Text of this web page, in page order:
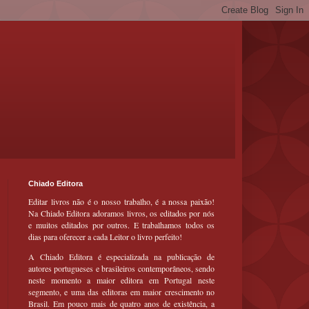
Chiado Editora
Editar livros não é o nosso trabalho, é a nossa paixão!
Na Chiado Editora adoramos livros, os editados por nós
e muitos editados por outros. E trabalhamos todos os
dias para oferecer a cada Leitor o livro perfeito!
A Chiado Editora é especializada na publicação de
autores portugueses e brasileiros contemporâneos, sendo
neste momento a maior editora em Portugal neste
segmento, e uma das editoras em maior crescimento no
Brasil. Em pouco mais de quatro anos de existência, a